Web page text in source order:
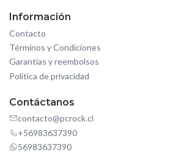
Información
Contacto
Términos y Condiciones
Garantías y reembolsos
Política de privacidad
Contáctanos
contacto@pcrock.cl
+56983637390
56983637390